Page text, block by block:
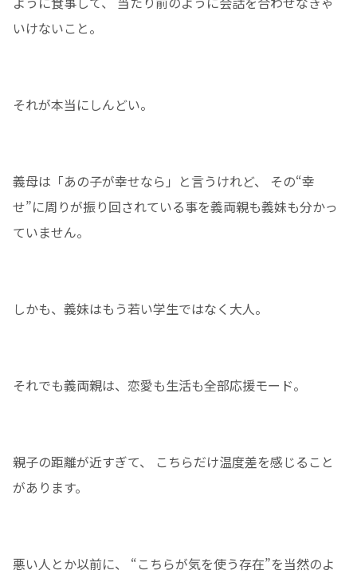
いけないこと。
それが本当にしんどい。
義母は「あの子が幸せなら」と言うけれど、 その“幸
せ”に周りが振り回されている事を義両親も義妹も分かっ
ていません。
しかも、義妹はもう若い学生ではなく大人。
それでも義両親は、恋愛も生活も全部応援モード。
親子の距離が近すぎて、 こちらだけ温度差を感じること
があります。
悪い人とか以前に、 “こちらが気を使う存在”を当然のよ